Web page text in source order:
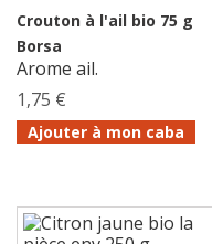
Crouton à l'ail bio 75 g
Borsa
Arome ail.
1,75 €
Ajouter à mon caba